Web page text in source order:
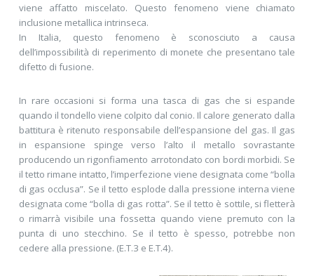
viene affatto miscelato. Questo fenomeno viene chiamato
inclusione metallica intrinseca.
In Italia, questo fenomeno è sconosciuto a causa
dell’impossibilità di reperimento di monete che presentano tale
difetto di fusione.
In rare occasioni si forma una tasca di gas che si espande
quando il tondello viene colpito dal conio. Il calore generato dalla
battitura è ritenuto responsabile dell’espansione del gas. Il gas
in espansione spinge verso l’alto il metallo sovrastante
producendo un rigonfiamento arrotondato con bordi morbidi. Se
il tetto rimane intatto, l’imperfezione viene designata come “bolla
di gas occlusa”. Se il tetto esplode dalla pressione interna viene
designata come “bolla di gas rotta”. Se il tetto è sottile, si fletterà
o rimarrà visibile una fossetta quando viene premuto con la
punta di uno stecchino. Se il tetto è spesso, potrebbe non
cedere alla pressione. (E.T.3 e E.T.4).